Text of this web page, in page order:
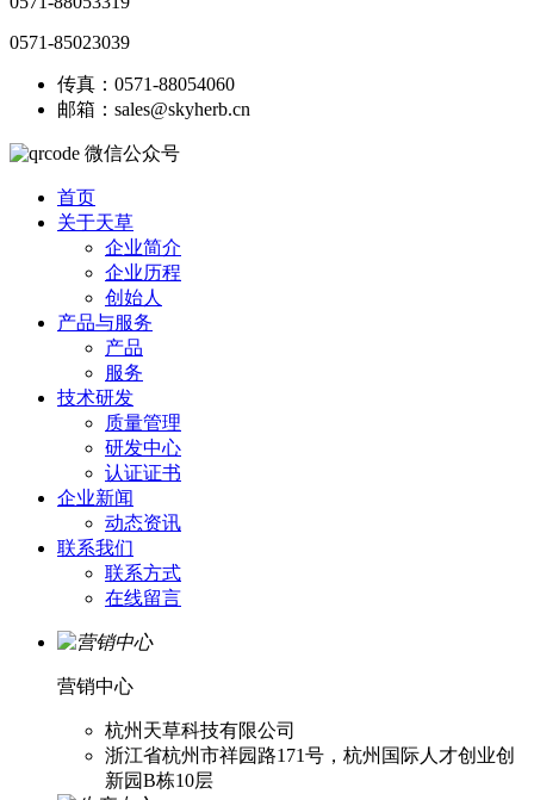
0571-85023039
传真：0571-88054060
邮箱：sales@skyherb.cn
微信公众号
首页
关于天草
企业简介
企业历程
创始人
产品与服务
产品
服务
技术研发
质量管理
研发中心
认证证书
企业新闻
动态资讯
联系我们
联系方式
在线留言
营销中心
杭州天草科技有限公司
浙江省杭州市祥园路171号，杭州国际人才创业创
新园B栋10层